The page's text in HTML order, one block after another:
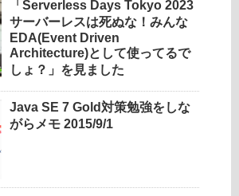
「Serverless Days Tokyo 2023
サーバーレスは死ぬな！みんな
EDA(Event Driven
Architecture)として使ってるで
しょ？」を見ました
Java SE 7 Gold対策勉強をしな
がらメモ 2015/9/1